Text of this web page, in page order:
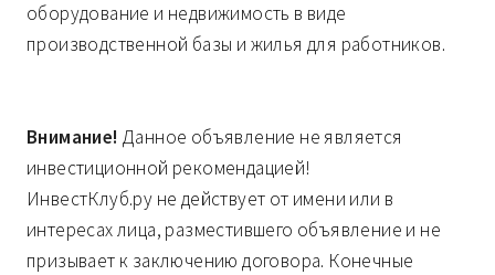
оборудование и недвижимость в виде
производственной базы и жилья для работников.
Внимание! Данное объявление не является
инвестиционной рекомендацией!
ИнвестКлуб.ру не действует от имени или в
интересах лица, разместившего объявление и не
призывает к заключению договора. Конечные